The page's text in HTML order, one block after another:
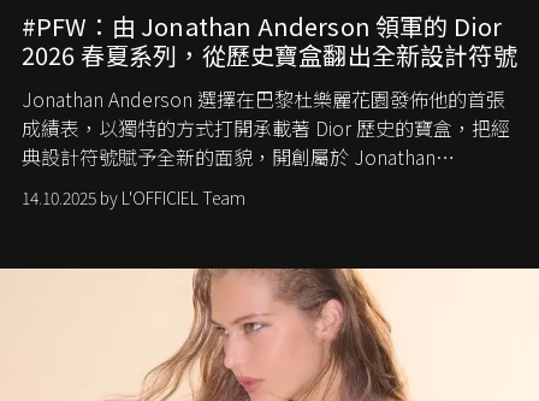
#PFW：由 Jonathan Anderson 領軍的 Dior
2026 春夏系列，從歷史寶盒翻出全新設計符號
Jonathan Anderson 選擇在巴黎杜樂麗花園發佈他的首張
成績表，以獨特的方式打開承載著 Dior 歷史的寶盒，把經
典設計符號賦予全新的面貌，開創屬於 Jonathan
Anderson 的 Dior 時代。
14.10.2025 by L'OFFICIEL Team